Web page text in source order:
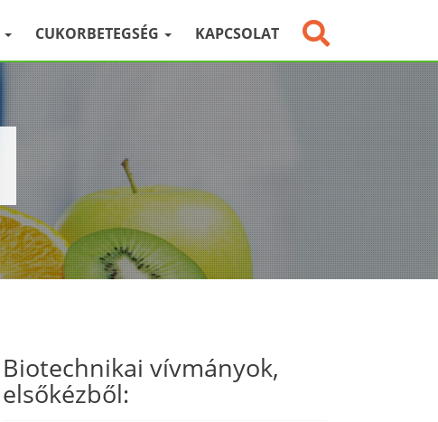
CUKORBETEGSÉG KAPCSOLAT
Biotechnikai vívmányok,
elsőkézből: